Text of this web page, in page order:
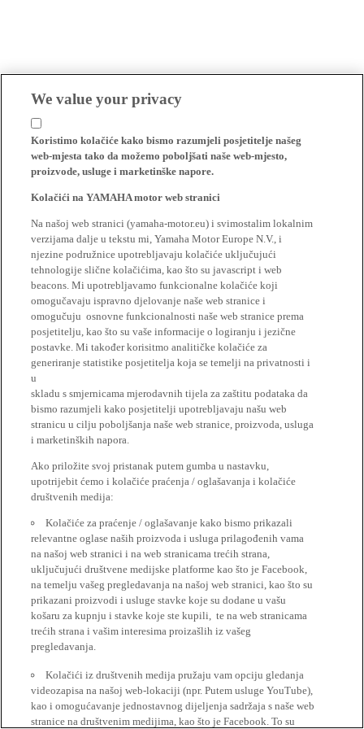
We value your privacy
Koristimo kolačiće kako bismo razumjeli posjetitelje našeg
web-mjesta tako da možemo poboljšati naše web-mjesto,
proizvode, usluge i marketinške napore.
Kolačići na YAMAHA motor web stranici
Na našoj web stranici (yamaha-motor.eu) i svimostalim lokalnim
verzijama dalje u tekstu mi, Yamaha Motor Europe N.V., i
njezine podružnice upotrebljavaju kolačiće uključujući
tehnologije slične kolačićima, kao što su javascript i web
beacons. Mi upotrebljavamo funkcionalne kolačiće koji
omogučavaju ispravno djelovanje naše web stranice i
omogučuju osnovne funkcionalnosti naše web stranice prema
posjetitelju, kao što su vaše informacije o logiranju i jezične
postavke. Mi također korisitmo analitičke kolačiće za
generiranje statistike posjetitelja koja se temelji na privatnosti i
u
skladu s smjernicama mjerodavnih tijela za zaštitu podataka da
bismo razumjeli kako posjetitelji upotrebljavaju našu web
stranicu u cilju poboljšanja naše web stranice, proizvoda, usluga
i marketinških napora.
Ako priložite svoj pristanak putem gumba u nastavku,
upotrijebit ćemo i kolačiće praćenja / oglašavanja i kolačiće
društvenih medija:
Kolačiće za praćenje / oglašavanje kako bismo prikazali
relevantne oglase naših proizvoda i usluga prilagođenih vama
na našoj web stranici i na web stranicama trećih strana,
uključujući društvene medijske platforme kao što je Facebook,
na temelju vašeg pregledavanja na našoj web stranici, kao što su
prikazani proizvodi i usluge stavke koje su dodane u vašu
košaru za kupnju i stavke koje ste kupili, te na web stranicama
trećih strana i vašim interesima proizašlih iz vašeg
pregledavanja.
Kolačići iz društvenih medija pružaju vam opciju gledanja
videozapisa na našoj web-lokaciji (npr. Putem usluge YouTube),
kao i omogućavanje jednostavnog dijeljenja sadržaja s naše web
stranice na društvenim medijima, kao što je Facebook. To su